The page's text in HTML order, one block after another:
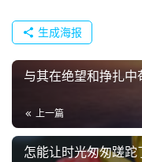
词
其
语
生成海报
与其在绝望和挣扎
上一篇
怎能让时光匆匆蹉